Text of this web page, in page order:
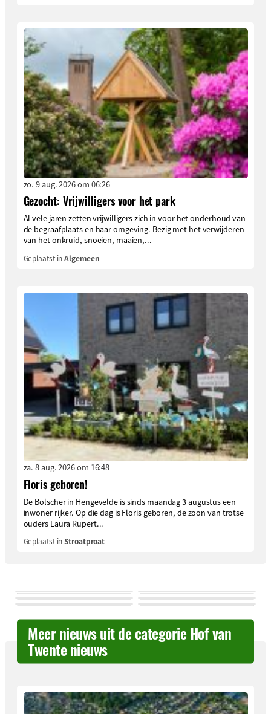
zo. 9 aug. 2026 om 06:26
Gezocht: Vrijwilligers voor het park
Al vele jaren zetten vrijwilligers zich in voor het onderhoud van
de begraafplaats en haar omgeving. Bezig met het verwijderen
van het onkruid, snoeien, maaien,...
Geplaatst inAlgemeen
za. 8 aug. 2026 om 16:48
Floris geboren!
De Bolscher in Hengevelde is sinds maandag 3 augustus een
inwoner rijker. Op die dag is Floris geboren, de zoon van trotse
ouders Laura Rupert...
Geplaatst inStroatproat
Meer nieuws uit de categorie Hof van
Twente nieuws